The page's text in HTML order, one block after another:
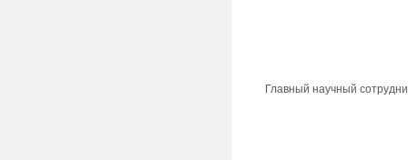
Главный научный